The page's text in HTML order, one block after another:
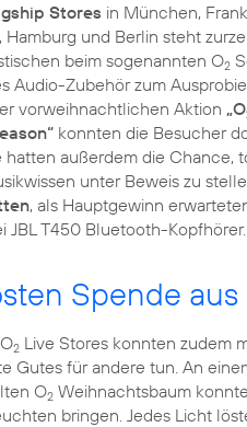
Stores in München,
Hamburg und Berlin steht
beim sogenannten O2
Audio-Zubehör zum
vorweihnachtlichen Aktion „O
konnten die Besucher
hatten außerdem die Chance,
unter Beweis zu
, als Hauptgewinn
JBL T450 Bluetooth-Kopfhörer.
Spende aus
2 Live Stores konnten zudem
Gutes für andere tun. An
O2 Weihnachtsbaum
bringen. Jedes Licht